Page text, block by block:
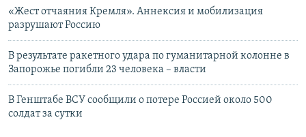
«Жест отчаяния Кремля». Аннексия и мобилизация
разрушают Россию
В результате ракетного удара по гуманитарной колонне в
Запорожье погибли 23 человека – власти
В Генштабе ВСУ сообщили о потере Россией около 500
солдат за сутки